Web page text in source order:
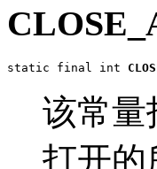
static final int
该常量
打开的